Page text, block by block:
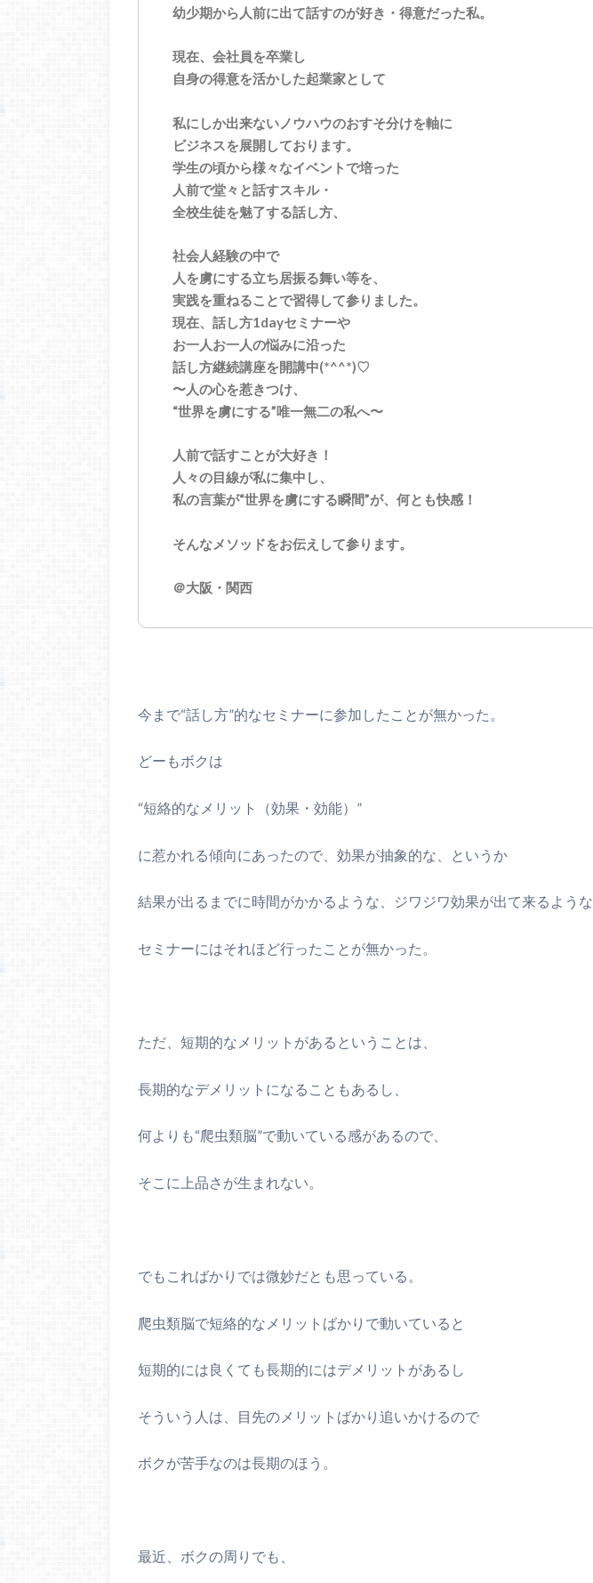
幼少期から人前に出て話すのが好き・得意だった私。
現在、会社員を卒業し
自身の得意を活かした起業家として
私にしか出来ないノウハウのおすそ分けを軸に
ビジネスを展開しております。
学生の頃から様々なイベントで培った
人前で堂々と話すスキル・
全校生徒を魅了する話し方、
社会人経験の中で
人を虜にする立ち居振る舞い等を、
実践を重ねることで習得して参りました。
現在、話し方1dayセミナーや
お一人お一人の悩みに沿った
話し方継続講座を開講中(*^^*)♡
〜人の心を惹きつけ、
“世界を虜にする”唯一無二の私へ〜
人前で話すことが大好き！
人々の目線が私に集中し、
私の言葉が“世界を虜にする瞬間”が、何とも快感！
そんなメソッドをお伝えして参ります。
＠大阪・関西
今まで“話し方”的なセミナーに参加したことが無かった。
どーもボクは
“短絡的なメリット（効果・効能）”
に惹かれる傾向にあったので、効果が抽象的な、というか
結果が出るまでに時間がかかるような、ジワジワ効果が出て来るような
セミナーにはそれほど行ったことが無かった。
ただ、短期的なメリットがあるということは、
長期的なデメリットになることもあるし、
何よりも“爬虫類脳”で動いている感があるので、
そこに上品さが生まれない。
でもこればかりでは微妙だとも思っている。
爬虫類脳で短絡的なメリットばかりで動いていると
短期的には良くても長期的にはデメリットがあるし
そういう人は、目先のメリットばかり追いかけるので
ボクが苦手なのは長期のほう。
最近、ボクの周りでも、